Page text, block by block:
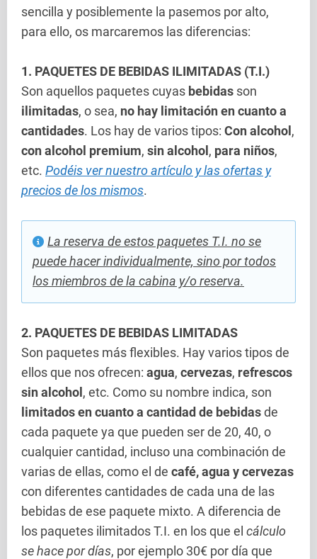
sencilla y posiblemente la pasemos por alto,
para ello, os marcaremos las diferencias:
1. PAQUETES DE BEBIDAS ILIMITADAS (T.I.)
Son aquellos paquetes cuyas bebidas son
ilimitadas, o sea, no hay limitación en cuanto a
cantidades. Los hay de varios tipos: Con alcohol ,
con alcohol premium, sin alcohol , para niños,
etc. Podéis ver nuestro artículo y las ofertas y
precios de los mismos.
La reserva de estos paquetes T.I. no se
puede hacer individualmente, sino por todos
los miembros de la cabina y/o reserva.
2. PAQUETES DE BEBIDAS LIMITADAS
Son paquetes más flexibles. Hay varios tipos de
ellos que nos ofrecen: agua, cervezas, refrescos
sin alcohol , etc. Como su nombre indica, son
limitados en cuanto a cantidad de bebidasde
cada paquete ya que pueden ser de 20, 40, o
cualquier cantidad, incluso una combinación de
varias de ellas, como el de café, agua y cervezas
con diferentes cantidades de cada una de las
bebidas de ese paquete mixto. A diferencia de
los paquetes ilimitados T.I. en los que el cálculo
se hace por días, por ejemplo 30€ por día que